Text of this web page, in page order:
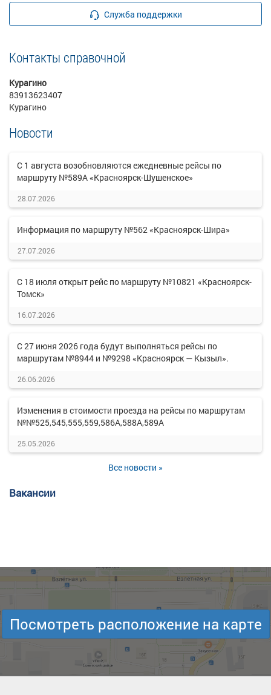
Служба поддержки
Контакты справочной
Курагино
83913623407
Курагино
Новости
С 1 августа возобновляются ежедневные рейсы по
маршруту №589А «Красноярск-Шушенское»
28.07.2026
Информация по маршруту №562 «Красноярск-Шира»
27.07.2026
С 18 июля открыт рейс по маршруту №10821 «Красноярск-
Томск»
16.07.2026
С 27 июня 2026 года будут выполняться рейсы по
маршрутам №8944 и №9298 «Красноярск — Кызыл».
26.06.2026
Изменения в стоимости проезда на рейсы по маршрутам
№№525,545,555,559,586А,588А,589А
25.05.2026
Все новости »
Вакансии
Посмотреть расположение на карте